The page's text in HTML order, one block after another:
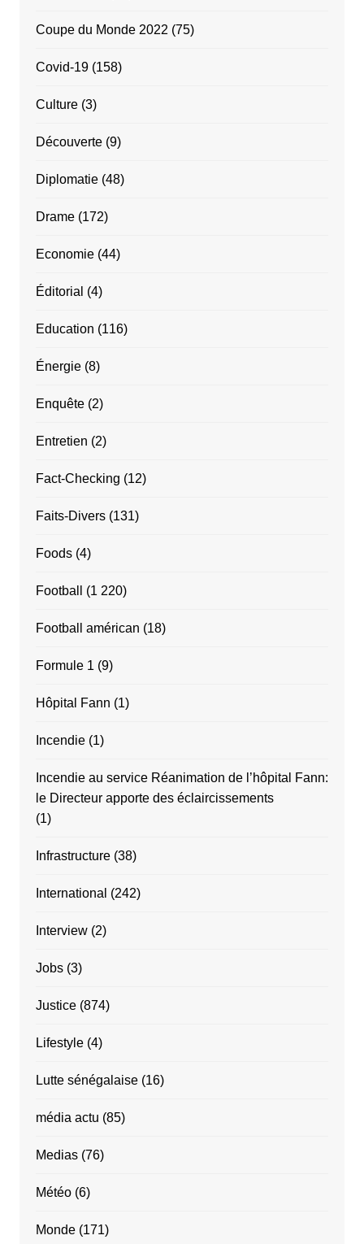
Coupe du Monde 2022 (75)
Covid-19(158)
Culture(3)
Découverte(9)
Diplomatie(48)
Drame(172)
Economie(44)
Éditorial (4)
Education (116)
Énergie(8)
Enquête(2)
Entretien (2)
Fact-Checking (12)
Faits-Divers(131)
Foods(4)
Football (1 220)
Football américan (18)
Formule 1 (9)
Hôpital Fann (1)
Incendie(1)
Incendie au service Réanimation de l’hôpital Fann:
le Directeur apporte des éclaircissements
(1)
Infrastructure(38)
International (242)
Interview(2)
Jobs(3)
Justice(874)
Lifestyle(4)
Lutte sénégalaise(16)
média actu (85)
Medias(76)
Météo(6)
Monde(171)